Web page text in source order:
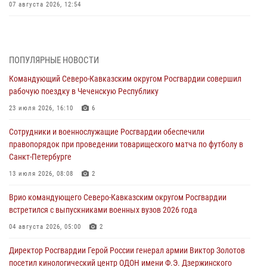
07 августа 2026, 12:54
Росгвардии (видео)
07 августа 2026, 12:20
выпуска «Легенды армии с Александром Маршалом»
07 августа 2026, 12:00
Представители ФСБ России по Уральскому округу Росгвардии и
Кузнецова
07 августа 2026, 12:00
Смольного собора в Санкт-Петербурге (видео)
ПОПУЛЯРНЫЕ НОВОСТИ
Командующий Северо-Кавказским округом Росгвардии совершил
рабочую поездку в Чеченскую Республику
23 июля 2026, 16:10 6
Сотрудники и военнослужащие Росгвардии обеспечили
правопорядок при проведении товарищеского матча по футболу в
Санкт-Петербурге
13 июля 2026, 08:08 2
Врио командующего Северо-Кавказским округом Росгвардии
встретился с выпускниками военных вузов 2026 года
04 августа 2026, 05:00 2
Директор Росгвардии Герой России генерал армии Виктор Золотов
посетил кинологический центр ОДОН имени Ф.Э. Дзержинского